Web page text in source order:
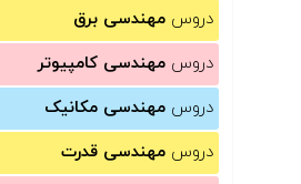
دروس مهندسی برق
دروس مهندسی کامپیوتر
دروس مهندسی مکانیک
دروس مهندسی قدرت